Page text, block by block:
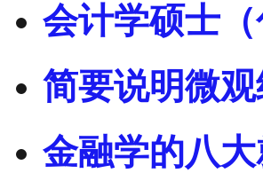
会计学硕士
简要说明微
金融学的八